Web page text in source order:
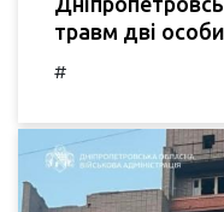
травм дві
#